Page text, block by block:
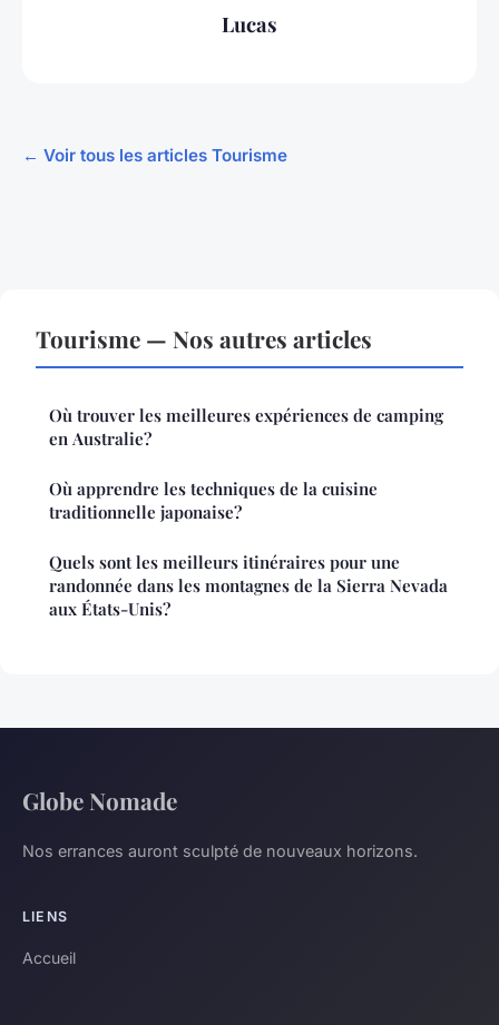
Lucas
← Voir tous les articles Tourisme
Tourisme — Nos autres articles
Où trouver les meilleures expériences de camping
en Australie?
Où apprendre les techniques de la cuisine
traditionnelle japonaise?
Quels sont les meilleurs itinéraires pour une
randonnée dans les montagnes de la Sierra Nevada
aux États-Unis?
Globe Nomade
Nos errances auront sculpté de nouveaux horizons.
LIENS
Accueil